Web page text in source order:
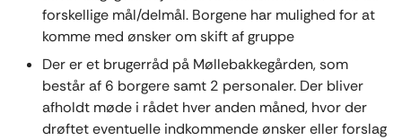
forskellige mål/delmål. Borgene har mulighed for at
komme med ønsker om skift af gruppe
Der er et brugerråd på Møllebakkegården, som
består af 6 borgere samt 2 personaler. Der bliver
afholdt møde i rådet hver anden måned, hvor der
drøftet eventuelle indkommende ønsker eller forslag